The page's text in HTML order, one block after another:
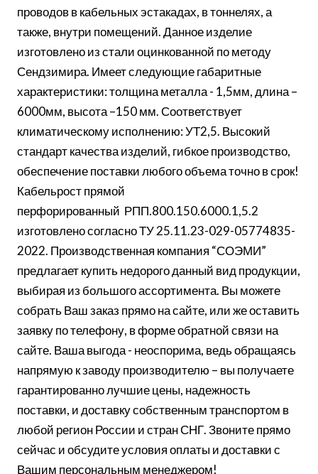
проводов в кабельных эстакадах, в тоннелях, а
также, внутри помещений. Данное изделие
изготовлено из стали оцинкованной по методу
Сендзимира. Имеет следующие габаритные
характеристики: толщина металла - 1,5мм, длина –
6000мм, высота –150 мм. Соответствует
климатическому исполнению: УТ2,5. Высокий
стандарт качества изделий, гибкое производство,
обеспечение поставки любого объема точно в срок!
Кабельрост прямой
перфорированный РПП.800.150.6000.1,5.2
изготовлено согласно ТУ 25.11.23-029-05774835-
2022. Производственная компания “СОЭМИ”
предлагает купить недорого данный вид продукции,
выбирая из большого ассортимента. Вы можете
собрать Ваш заказ прямо на сайте, или же оставить
заявку по телефону, в форме обратной связи на
сайте. Ваша выгода - неоспорима, ведь обращаясь
напрямую к заводу производителю – вы получаете
гарантированно лучшие цены, надежность
поставки, и доставку собственным транспортом в
любой регион России и стран СНГ. Звоните прямо
сейчас и обсудите условия оплаты и доставки с
Вашим персональным менеджером!